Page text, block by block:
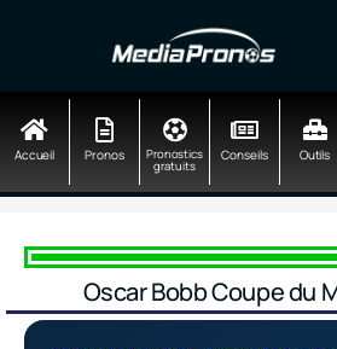
Accueil Pronos Pronostics
gratuits
Conseils Outils
Oscar Bobb Coupe du